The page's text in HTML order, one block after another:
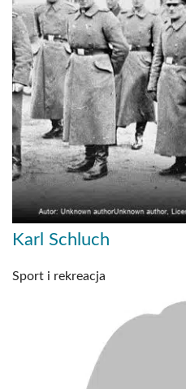
Karl Schluch
Sport i rekreacja